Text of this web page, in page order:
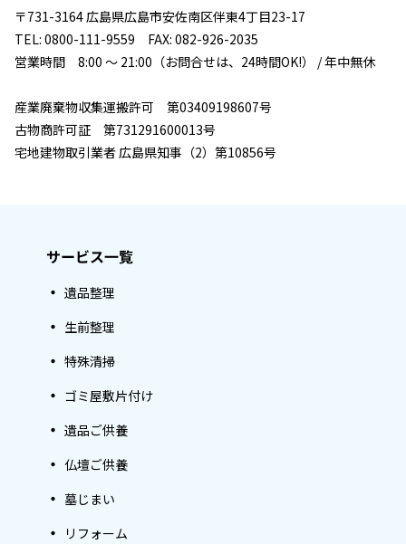
〒731-3164 広島県広島市安佐南区伴東4丁目23-17
TEL: 0800-111-9559 FAX: 082-926-2035
営業時間 8:00 ～ 21:00（お問合せは、24時間OK!） / 年中無休
産業廃棄物収集運搬許可 第03409198607号
古物商許可証 第731291600013号
宅地建物取引業者 広島県知事（2）第10856号
サービス一覧
遺品整理
生前整理
特殊清掃
ゴミ屋敷片付け
遺品ご供養
仏壇ご供養
墓じまい
リフォーム